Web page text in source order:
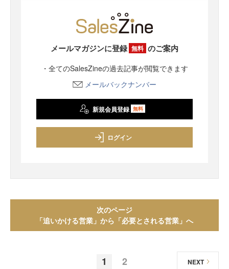
メールマガジンに登録 無料 のご案内
・全てのSalesZineの過去記事が閲覧できます
メールバックナンバー
新規会員登録 無料
ログイン
次のページ
「追いかける営業」から「必要とされる営業」へ
1 2 NEXT